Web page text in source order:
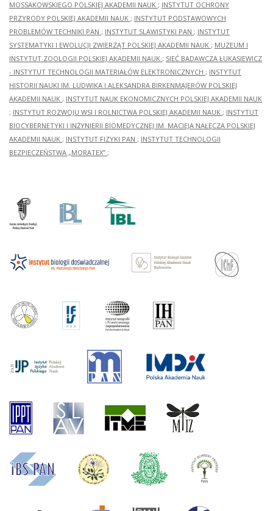
MOSSAKOWSKIEGO POLSKIEJ AKADEMII NAUK ; INSTYTUT OCHRONY
PRZYRODY POLSKIEJ AKADEMII NAUK ; INSTYTUT PODSTAWOWYCH
PROBLEMÓW TECHNIKI PAN ; INSTYTUT SLAWISTYKI PAN ; INSTYTUT
SYSTEMATYKI I EWOLUCJI ZWIERZĄT POLSKIEJ AKADEMII NAUK ; MUZEUM I
INSTYTUT ZOOLOGII POLSKIEJ AKADEMII NAUK ; SIEĆ BADAWCZA ŁUKASIEWICZ
- INSTYTUT TECHNOLOGII MATERIAŁÓW ELEKTRONICZNYCH ; INSTYTUT
HISTORII NAUKI IM. LUDWIKA I ALEKSANDRA BIRKENMAJERÓW POLSKIEJ
AKADEMII NAUK ; INSTYTUT NAUK EKONOMICZNYCH POLSKIEJ AKADEMII NAUK
; INSTYTUT ROZWOJU WSI I ROLNICTWA POLSKIEJ AKADEMII NAUK ; INSTYTUT
BIOCYBERNETYKI I INŻYNIERII BIOMEDYCZNEJ IM. MACIEJA NAŁĘCZA POLSKIEJ
AKADEMII NAUK ; INSTYTUT FIZYKI PAN ; INSTYTUT TECHNOLOGII
BEZPIECZEŃSTWA „MORATEX” ;